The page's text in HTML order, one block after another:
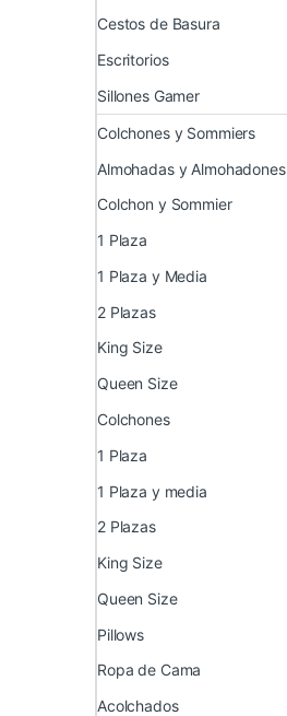
Cestos de Basura
Escritorios
Sillones Gamer
Colchones y Sommiers
Almohadas y Almohadones
Colchon y Sommier
1 Plaza
1 Plaza y Media
2 Plazas
King Size
Queen Size
Colchones
1 Plaza
1 Plaza y media
2 Plazas
King Size
Queen Size
Pillows
Ropa de Cama
Acolchados